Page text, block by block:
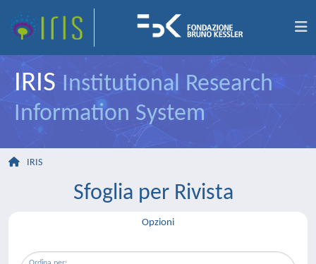
IRIS Institutional Research
Information System
IRIS
Sfoglia per Rivista
Opzioni